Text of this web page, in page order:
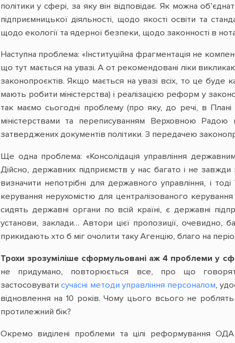
політики у сфері, за яку він відповідає. Як можна
підприємницької діяльності, щодо якості освіти та
щодо екології та ядерної безпеки, щодо законності в
Наступна проблема: «Інституційна фрагментація не
що тут мається на увазі. А от рекомендовані ліки
законопроєктів. Якщо мається на увазі всіх, то це буде
мають робити міністерства) і реалізацією реформ у
так маємо сьогодні проблему (про яку, до речі, в
міністерствами та переписуванням Верховною
затверджених документів політики. З передачею
Ще одна проблема: «Консолідація управління
Дійсно, державних підприємств у нас багато і не завжди
визначити непотрібні для державного управління, і тоді
керування нерухомістю для централізованого
сидять державні органи по всій країні, є державні
установи, заклади… Автори цієї пропозиції, очевидно,
прикидають хто б міг очолити таку Агенцію, благо на
Трохи зрозуміліше сформульовані аж 4 проблеми у
не придумано, повторюється все, про що
застосовуватисучасні методи управління персоналом,
відновлення на 10 років. Чому цього всього не
протилежний бік?
Окремо виділені проблеми та цілі реформування